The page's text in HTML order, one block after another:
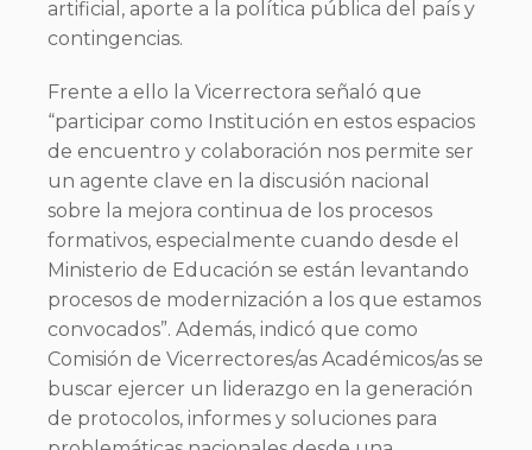
artificial, aporte a la política pública del país y
contingencias.
Frente a ello la Vicerrectora señaló que
“participar como Institución en estos espacios
de encuentro y colaboración nos permite ser
un agente clave en la discusión nacional
sobre la mejora continua de los procesos
formativos, especialmente cuando desde el
Ministerio de Educación se están levantando
procesos de modernización a los que estamos
convocados”. Además, indicó que como
Comisión de Vicerrectores/as Académicos/as se
buscar ejercer un liderazgo en la generación
de protocolos, informes y soluciones para